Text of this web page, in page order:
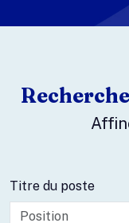
Titre du poste